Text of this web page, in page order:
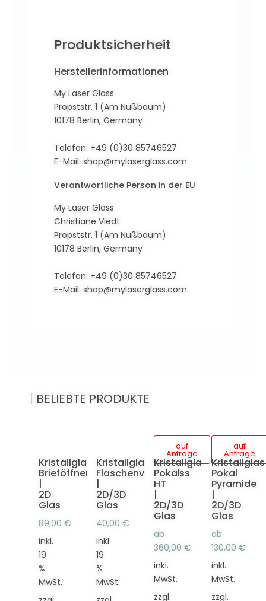
Produktsicherheit
Herstellerinformationen
My Laser Glass
Propststr. 1 (Am Nußbaum)
10178 Berlin, Germany
Telefon: +49 (0)30 85746527
E-Mail: shop@mylaserglass.com
Verantwortliche Person in der EU
My Laser Glass
Christiane Viedt
Propststr. 1 (Am Nußbaum)
10178 Berlin, Germany
Telefon: +49 (0)30 85746527
E-Mail: shop@mylaserglass.com
| BELIEBTE PRODUKTE
Kristallglas
Brieföffner
|
2D
Glas
89,00 €
inkl.
19
%
MwSt.
Kristallglas
Flaschenverschluss
|
2D/3D
Glas
40,00 €
inkl.
19
%
MwSt.
auf
Anfrage
Kristallglas
Pokal
HT
|
2D/3D
Glas
ab
360,00 €
inkl.
MwSt.
zzgl.
auf
Anfrage
Kristallglas
Pokal
Pyramide
|
2D/3D
Glas
ab
130,00 €
inkl.
MwSt.
zzgl.